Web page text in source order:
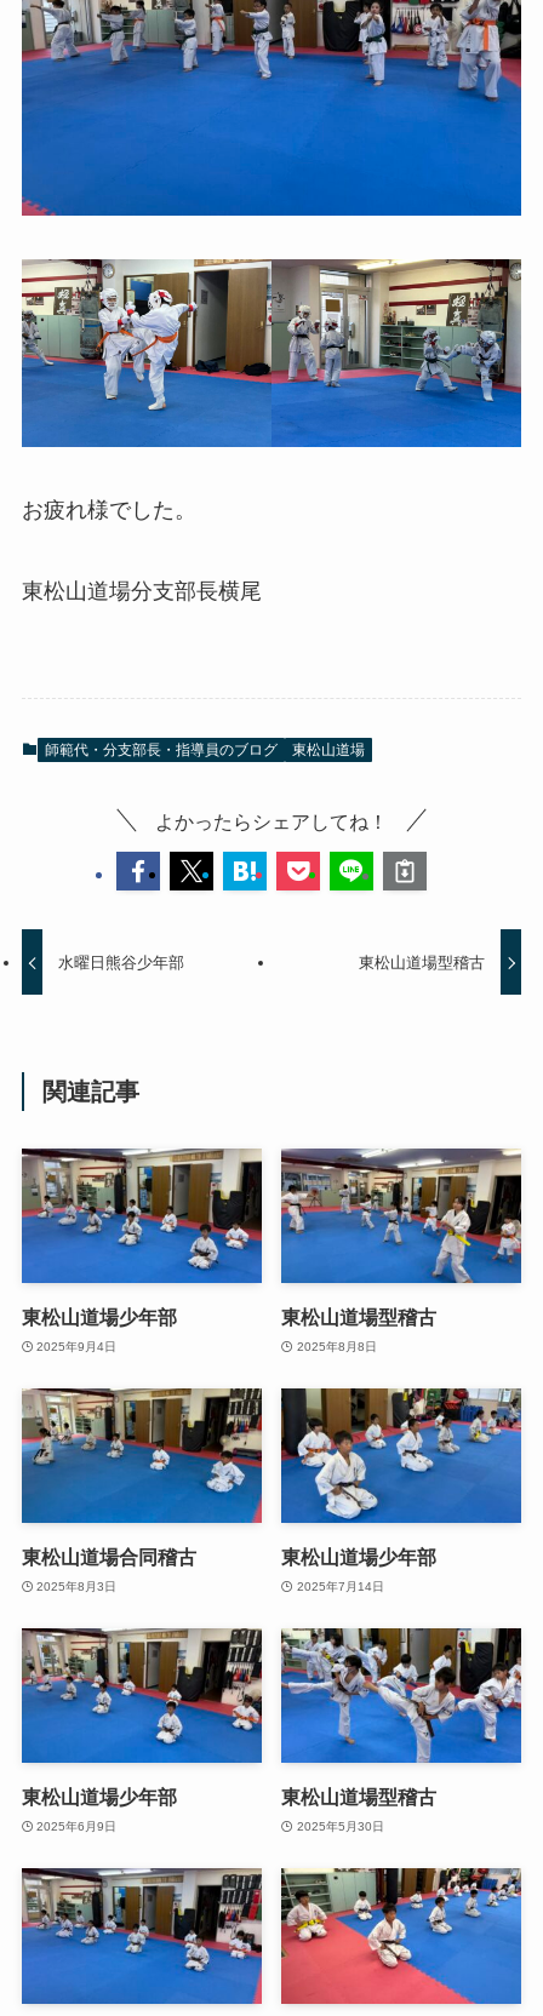
お疲れ様でした。
東松山道場分支部長横尾
師範代・分支部長・指導員のブログ 東松山道場
よかったらシェアしてね！
水曜日熊谷少年部 東松山道場型稽古
関連記事
東松山道場少年部
2025年9月4日
東松山道場型稽古
2025年8月8日
東松山道場合同稽古
2025年8月3日
東松山道場少年部
2025年7月14日
東松山道場少年部
2025年6月9日
東松山道場型稽古
2025年5月30日